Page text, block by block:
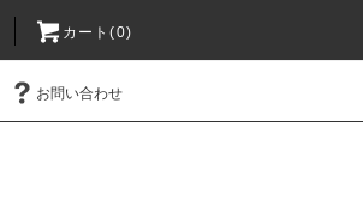
カート(0)
お問い合わせ